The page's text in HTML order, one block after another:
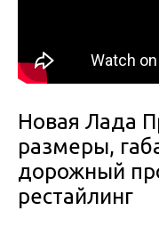
Новая Лада
размеры,
дорожный
рестайлинг